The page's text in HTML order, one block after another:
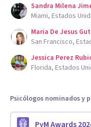
Sandra Milena
Miami, Estados
Maria De Jesus
San Francisco,
Jessica Perez
Florida, Estados
Psicólogos nominados y
PyM Awards